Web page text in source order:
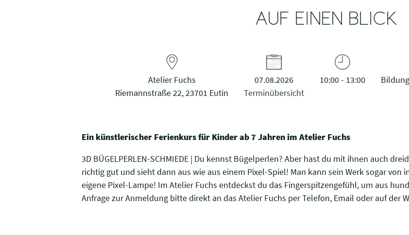
AUF EINEN BLICK
Atelier Fuchs
Riemannstraße 22, 23701 Eutin
07.08.2026
Terminübersicht
10:00 - 13:00
Ein künstlerischer Ferienkurs für Kinder ab 7 Jahren im Atelier Fuchs
3D BÜGELPERLEN-SCHMIEDE | Du kennst Bügelperlen? Aber hast du mit ihnen auch
richtig gut und sieht dann aus wie aus einem Pixel-Spiel! Man kann sein Werk sogar von
eigene Pixel-Lampe! Im Atelier Fuchs entdeckst du das Fingerspitzengefühl, um aus
Anfrage zur Anmeldung bitte direkt an das Atelier Fuchs per Telefon, Email oder auf der